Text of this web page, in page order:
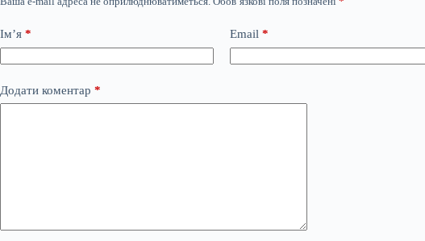
Ім’я * Email *
Додати коментар *